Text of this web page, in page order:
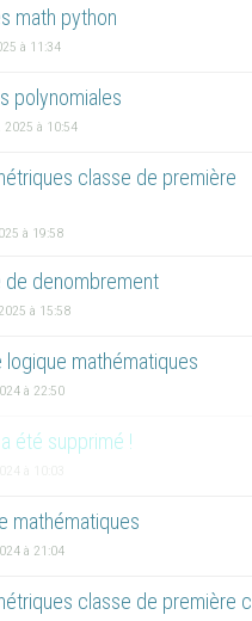
math python
à 11:34
polynomiales
2025 à 10:54
classe de première
à 19:58
de denombrement
à 15:58
logique mathématiques
à 22:50
été supprimé !
à 10:03
mathématiques
à 21:04
classe de première c